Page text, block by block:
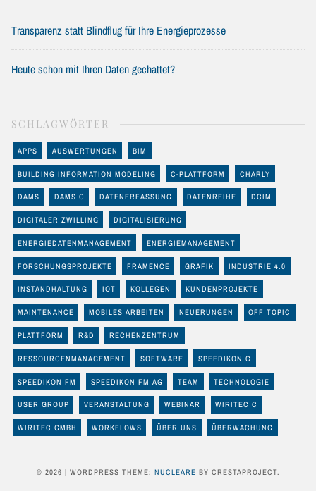
Transparenz statt Blindflug für Ihre Energieprozesse
Heute schon mit Ihren Daten gechattet?
SCHLAGWÖRTER
APPS AUSWERTUNGEN BIM
BUILDING INFORMATION MODELING C-PLATTFORM CHARLY
DAMS DAMS C DATENERFASSUNG DATENREIHE DCIM
DIGITALER ZWILLING DIGITALISIERUNG
ENERGIEDATENMANAGEMENT ENERGIEMANAGEMENT
FORSCHUNGSPROJEKTE FRAMENCE GRAFIK INDUSTRIE 4.0
INSTANDHALTUNG IOT KOLLEGEN KUNDENPROJEKTE
MAINTENANCE MOBILES ARBEITEN NEUERUNGEN OFF TOPIC
PLATTFORM R&D RECHENZENTRUM
RESSOURCENMANAGEMENT SOFTWARE SPEEDIKON C
SPEEDIKON FM SPEEDIKON FM AG TEAM TECHNOLOGIE
USER GROUP VERANSTALTUNG WEBINAR WIRITEC C
WIRITEC GMBH WORKFLOWS ÜBER UNS ÜBERWACHUNG
© 2026 | WORDPRESS THEME: NUCLEARE BY CRESTAPROJECT.